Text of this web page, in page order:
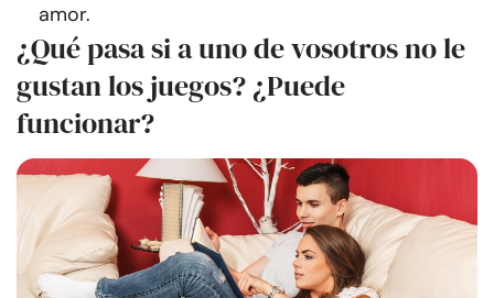
amor.
¿Qué pasa si a uno de vosotros no le
gustan los juegos? ¿Puede
funcionar?